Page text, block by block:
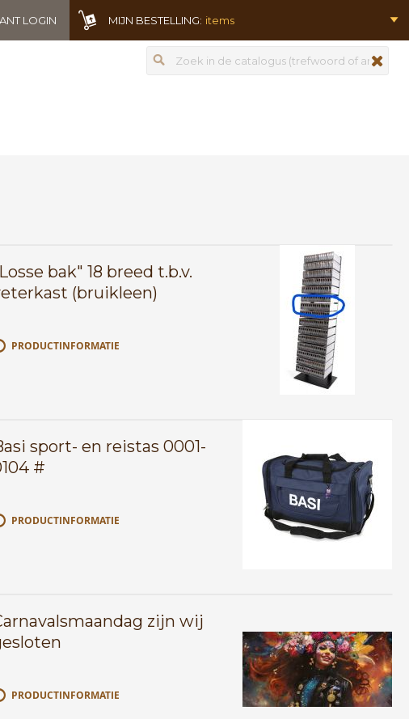
LOGIN MIJN BESTELLING: items
Zoeken
bak" 18 breed t.b.v.
(bruikleen)
PRODUCTINFORMATIE
sport- en reistas 0001-
#
PRODUCTINFORMATIE
zijn wij
PRODUCTINFORMATIE